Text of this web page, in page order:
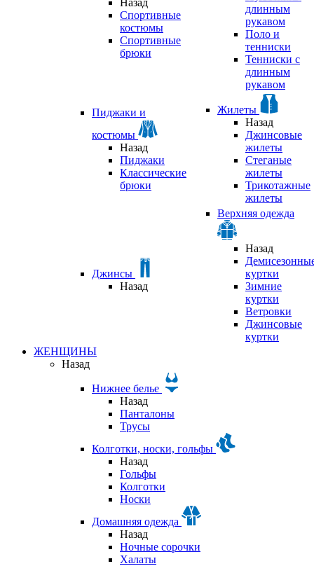
Назад
Спортивные
костюмы
Спортивные
брюки
длинным
рукавом
Поло и
тенниски
Тенниски с
длинным
рукавом
Пиджаки и
костюмы
Назад
Пиджаки
Классические
брюки
Жилеты
Назад
Джинсовые
жилеты
Стеганые
жилеты
Трикотажные
жилеты
Джинсы
Назад
Верхняя одежда
Назад
куртки
Зимние
куртки
Ветровки
Джинсовые
куртки
ЖЕНЩИНЫ
Назад
Нижнее белье
Назад
Панталоны
Трусы
Колготки, носки, гольфы
Назад
Гольфы
Колготки
Носки
Домашняя одежда
Назад
Ночные сорочки
Халаты